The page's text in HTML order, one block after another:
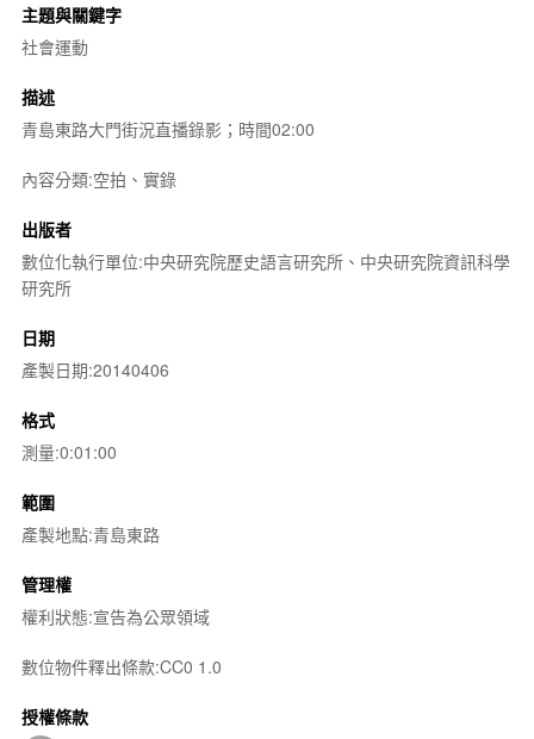
主題與關鍵字
社會運動
描述
青島東路大門街況直播錄影；時間02:00
內容分類:空拍、實錄
出版者
數位化執行單位:中央研究院歷史語言研究所、中央研究院資訊科學
研究所
日期
產製日期:20140406
格式
測量:0:01:00
範圍
產製地點:青島東路
管理權
權利狀態:宣告為公眾領域
數位物件釋出條款:CC0 1.0
授權條款